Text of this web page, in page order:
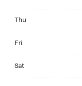
Thu
Fri
Sat